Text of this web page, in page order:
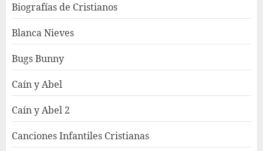
Biografías de Cristianos
Blanca Nieves
Bugs Bunny
Caín y Abel
Caín y Abel 2
Canciones Infantiles Cristianas